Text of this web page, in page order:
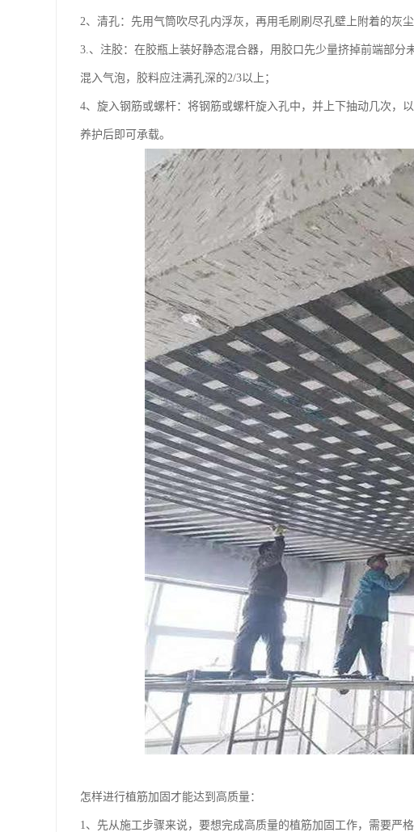
2、清孔：先用气筒吹尽孔内浮灰，再用毛刷刷尽孔壁上附着的灰
3.、注胶：在胶瓶上装好静态混合器，用胶口先少量挤掉前端部
混入气泡，胶料应注满孔深的2/3以上；
4、旋入钢筋或螺杆：将钢筋或螺杆旋入孔中，并上下抽动几次，
养护后即可承载。
怎样进行植筋加固才能达到高质量：
1、先从施工步骤来说，要想完成高质量的植筋加固工作，需要严